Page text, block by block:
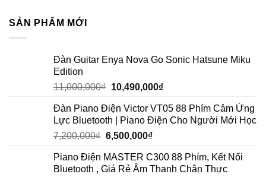
SẢN PHẨM MỚI
Đàn Guitar Enya Nova Go Sonic Hatsune Miku
Edition
11,000,000₫ 10,490,000₫
Đàn Piano Điện Victor VT05 88 Phím Cảm Ứng
Lực Bluetooth | Piano Điện Cho Người Mới Học
7,200,000₫ 6,500,000₫
Piano Điện MASTER C300 88 Phím, Kết Nối
Bluetooth , Giá Rẻ Âm Thanh Chân Thực